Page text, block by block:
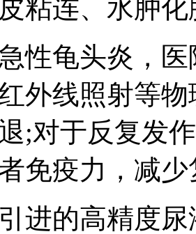
粘连、水肿
龟头炎，医
外线照射等
;对于反复发
免疫力，减
的高精度尿